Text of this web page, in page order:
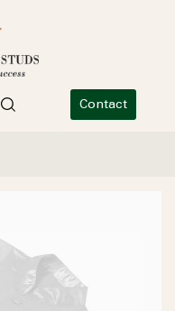
Contact